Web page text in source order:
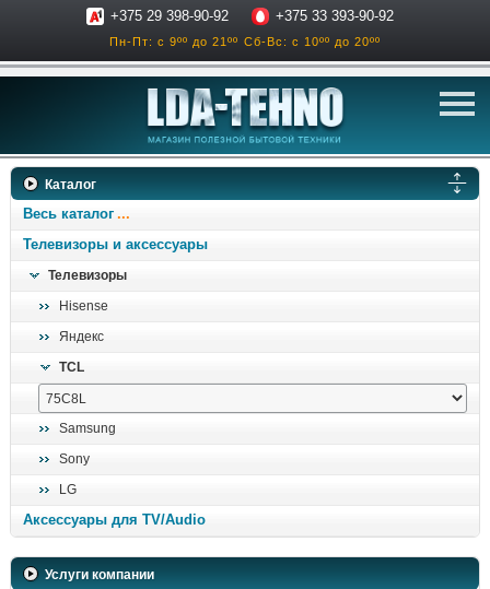
+375 29 398-90-92 +375 33 393-90-92
Пн-Пт: с 9ºº до 21ºº Сб-Вс: с 10ºº до 20ºº
телевизоры
звук и акустика
отопительные котлы
Каталог
Весь каталог
Телевизоры и аксессуары
Телевизоры
Hisense
Яндекс
TCL
Samsung
Sony
LG
Аксессуары для TV/Audio
Услуги компании